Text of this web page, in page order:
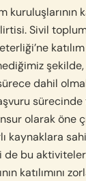
Sivil toplum
dahil
olarak öne
kaynaklara
de bu
katılımını